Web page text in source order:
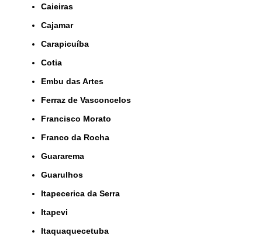
Caieiras
Cajamar
Carapicuíba
Cotia
Embu das Artes
Ferraz de Vasconcelos
Francisco Morato
Franco da Rocha
Guararema
Guarulhos
Itapecerica da Serra
Itapevi
Itaquaquecetuba